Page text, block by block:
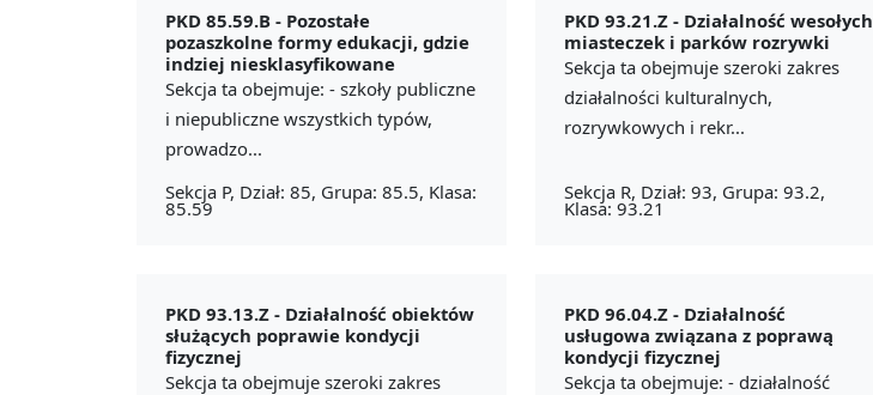
PKD 85.59.B - Pozostałe
pozaszkolne formy edukacji, gdzie
indziej niesklasyfikowane
Sekcja ta obejmuje: - szkoły publiczne
i niepubliczne wszystkich typów,
prowadzo...
Sekcja P, Dział: 85, Grupa: 85.5, Klasa:
85.59
PKD 93.21.Z - Działalność wesołych
miasteczek i parków rozrywki
Sekcja ta obejmuje szeroki zakres
działalności kulturalnych,
rozrywkowych i rekr...
Sekcja R, Dział: 93, Grupa: 93.2,
Klasa: 93.21
PKD 93.13.Z - Działalność obiektów
służących poprawie kondycji
fizycznej
Sekcja ta obejmuje szeroki zakres
PKD 96.04.Z - Działalność
usługowa związana z poprawą
kondycji fizycznej
Sekcja ta obejmuje: - działalność